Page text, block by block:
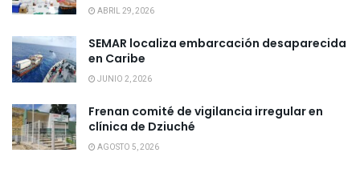
ABRIL 29, 2026
SEMAR localiza embarcación desaparecida
en Caribe
JUNIO 2, 2026
Frenan comité de vigilancia irregular en
clínica de Dziuché
AGOSTO 5, 2026